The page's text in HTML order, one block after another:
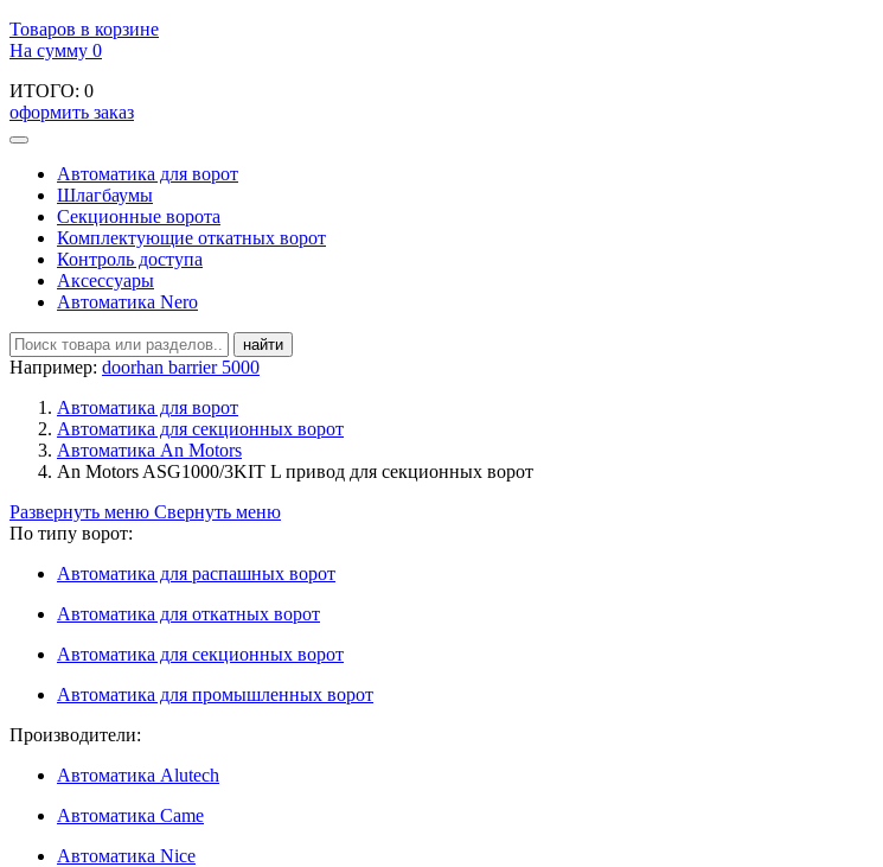
Товаров в корзине
На сумму 0
ИТОГО: 0
оформить заказ
Автоматика для ворот
Шлагбаумы
Секционные ворота
Комплектующие откатных ворот
Контроль доступа
Аксесcуары
Автоматика Nero
найти
Например: doorhan barrier 5000
Автоматика для ворот
Автоматика для секционных ворот
Автоматика An Motors
An Motors ASG1000/3KIT L привод для секционных ворот
Развернуть меню Свернуть меню
По типу ворот:
Автоматика для распашных ворот
Автоматика для откатных ворот
Автоматика для секционных ворот
Автоматика для промышленных ворот
Производители:
Автоматика Alutech
Автоматика Сame
Автоматика Nice